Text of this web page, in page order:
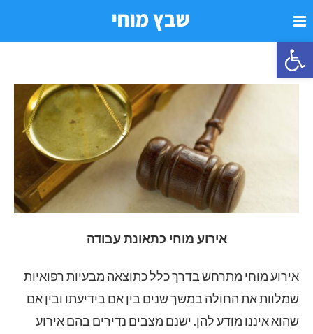
פתח סרגל נגישות
אירוע מוחי כתאונת עבודה
אירוע מוחי מתרחש בדרך כלל כתוצאה מבעיות רפואיות
שמלוות את החולה במשך שנים בין אם בידיעתו ובין אם
שהוא איננו מודע להן. ישנם מצבים נדירים בהם אירוע